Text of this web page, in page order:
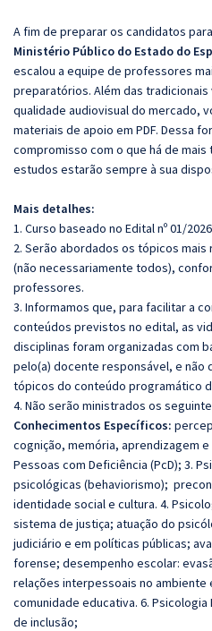
A fim de preparar os candidatos
Ministério Público do Estado do
escalou a equipe de professores
preparatórios. Além das tradicionais
qualidade audiovisual do mercado,
materiais de apoio em PDF. Dessa
compromisso com o que há de
estudos estarão sempre à sua
Mais detalhes:
1. Curso baseado no Edital nº 01/
2. Serão abordados os tópicos
(não necessariamente todos),
professores.
3. Informamos que, para facilitar a
conteúdos previstos no edital, as
disciplinas foram organizadas com
pelo(a) docente responsável, e não
tópicos do conteúdo programático
4. Não serão ministrados os
Conhecimentos Específicos:
cognição, memória, aprendizagem
Pessoas com Deficiência (PcD); 3.
psicológicas (behaviorismo);
identidade social e cultura. 4.
sistema de justiça; atuação do
judiciário e em políticas públicas;
forense; desempenho escolar:
relações interpessoais no ambiente
comunidade educativa. 6. Psicologia
de inclusão;